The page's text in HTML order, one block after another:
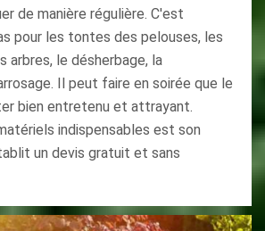
de manière régulière. C'est
pour les tontes des pelouses, les
arbres, le désherbage, la
Il peut faire en soirée que le
bien entretenu et attrayant.
indispensables est son
un devis gratuit et sans